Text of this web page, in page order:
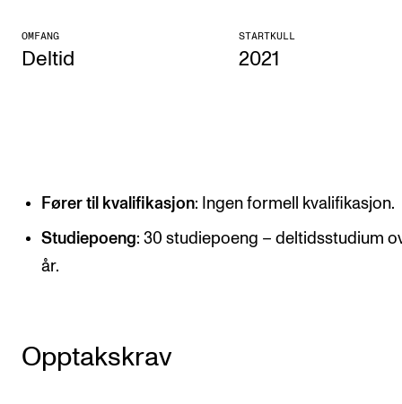
STUDENTLIV
Studentutvalet SUT (student.nmh.no)
FORSKNING
NordART
OMFANG
Deltid
STARTKULL
2021
Fører til kvalifikasjon: Ingen formell kvalifikasjon.
Studiepoeng: 30 studiepoeng – deltidsstudium
år.
Opptakskrav